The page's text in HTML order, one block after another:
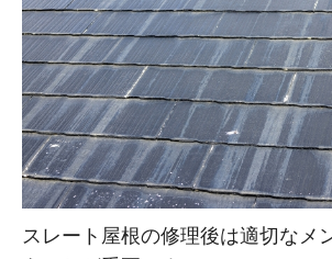
スレート屋根の修理後は適切なメ